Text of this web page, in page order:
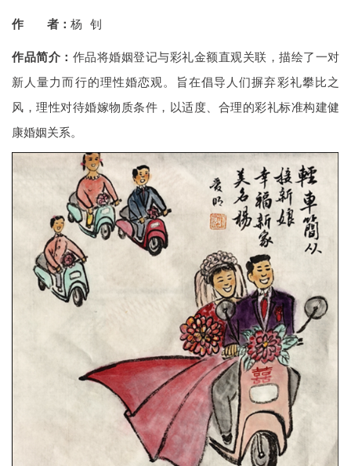
作 者： 杨 钊
作品简介： 作品将婚姻登记与彩礼金额直观关联，描绘了一对
新人量力而行的理性婚恋观。旨在倡导人们摒弃彩礼攀比之
风，理性对待婚嫁物质条件，以适度、合理的彩礼标准构建健
康婚姻关系。